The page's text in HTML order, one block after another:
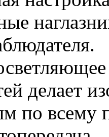
делает
по всему